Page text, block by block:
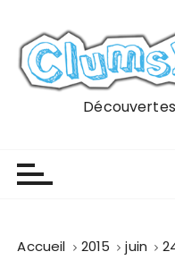
Accueil 2015 juin